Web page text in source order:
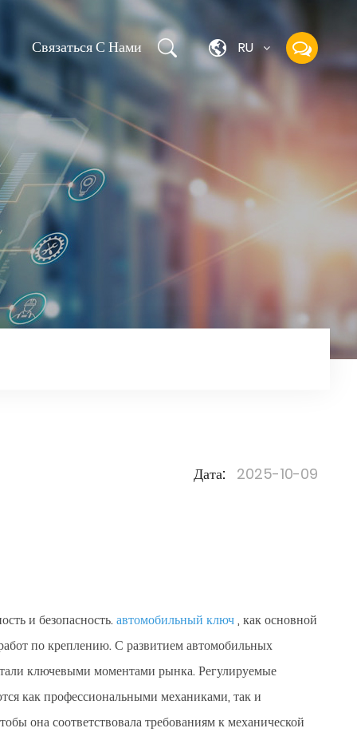
Связаться С Нами RU
Дата: 2025-10-09
и безопасность.автомобильный ключ, как основной
по креплению. С развитием автомобильных
ключевыми моментами рынка. Регулируемые
как профессиональными механиками, так и
она соответствовала требованиям к механической